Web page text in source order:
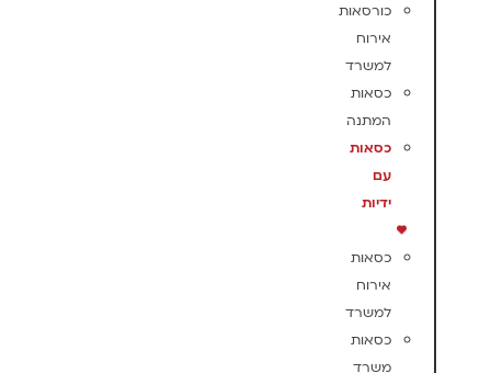
כורסאות
אירוח
למשרד
כסאות
המתנה
כסאות
עם
ידיות
כסאות
אירוח
למשרד
כסאות
משרד